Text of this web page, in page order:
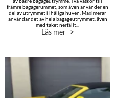
främre bagagerummet, som även använder en
del av utrymmet i ihåliga huven. Maximerar
användandet av hela bagageutrymmet, även
med taket nerfällt...
Läs mer ->